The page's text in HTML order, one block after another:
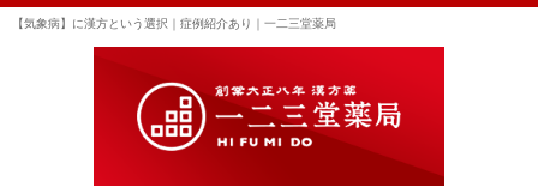
【気象病】に漢方という選択｜症例紹介あり｜一二三堂薬局